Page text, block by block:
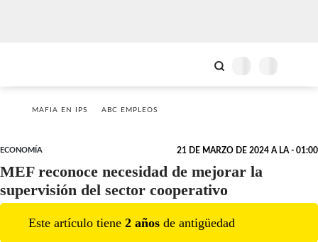
MAFIA EN IPS ABC EMPLEOS
ECONOMÍA 21 DE MARZO DE 2024 A LA - 01:00
MEF reconoce necesidad de mejorar la
supervisión del sector cooperativo
Este artículo tiene 2 años de antigüedad